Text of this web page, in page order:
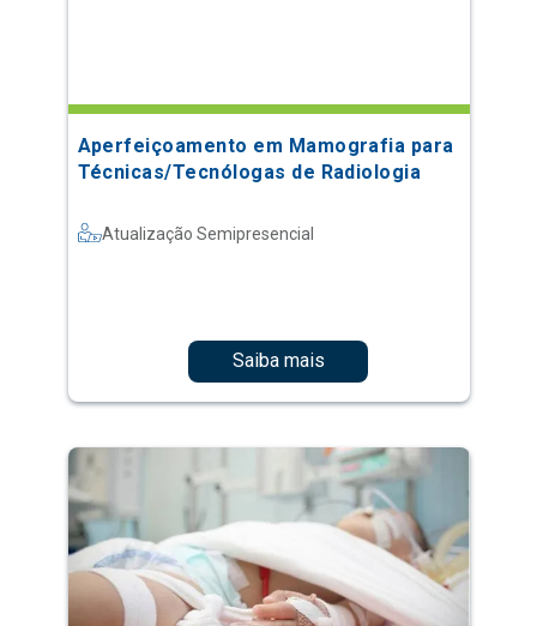
Aperfeiçoamento em Mamografia para
Técnicas/Tecnólogas de Radiologia
Atualização Semipresencial
Saiba mais